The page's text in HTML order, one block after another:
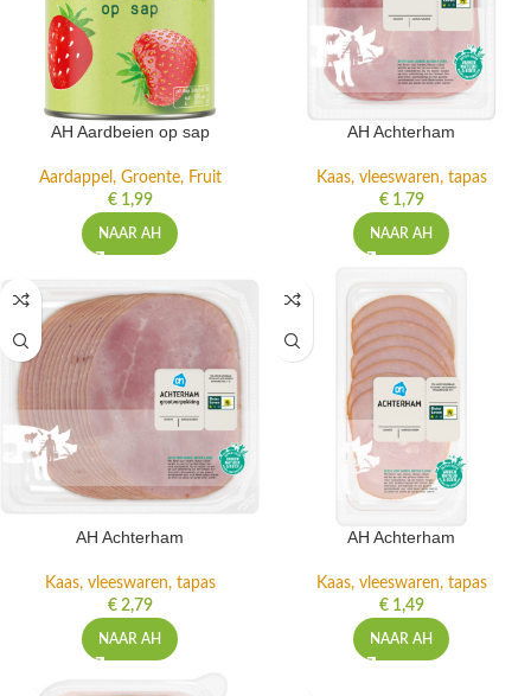
AH Aardbeien op sap
Aardappel, Groente, Fruit
€1,99
NAAR AH
AH Achterham
Kaas, vleeswaren, tapas
€1,79
NAAR AH
AH Achterham
Kaas, vleeswaren, tapas
€2,79
NAAR AH
AH Achterham
Kaas, vleeswaren, tapas
€1,49
NAAR AH